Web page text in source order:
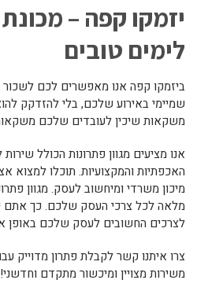
יזמקו קפה –
לימים טובים
ביזמקו קפה אנו מאפשרים לכם
שמיימי באירוע שלכם, בלי להזדקק
משקאות שיכין לעובדים שלכם
אנו מציעים מגוון פתרונות הכולל שירות
האכפתיות והמקצועיות. תוכלו למצוא
מיכון משרדי ומיחשוב לעסק. מגוון
מלאה לכל צרכי העסק שלכם. כך אתם
לצרכים החשובים לעסק שלכם באופן
צרו איתנו קשר לקבלת פתרון מדוייק
משירות מצויין ומיכשור מתקדם וחדשני!